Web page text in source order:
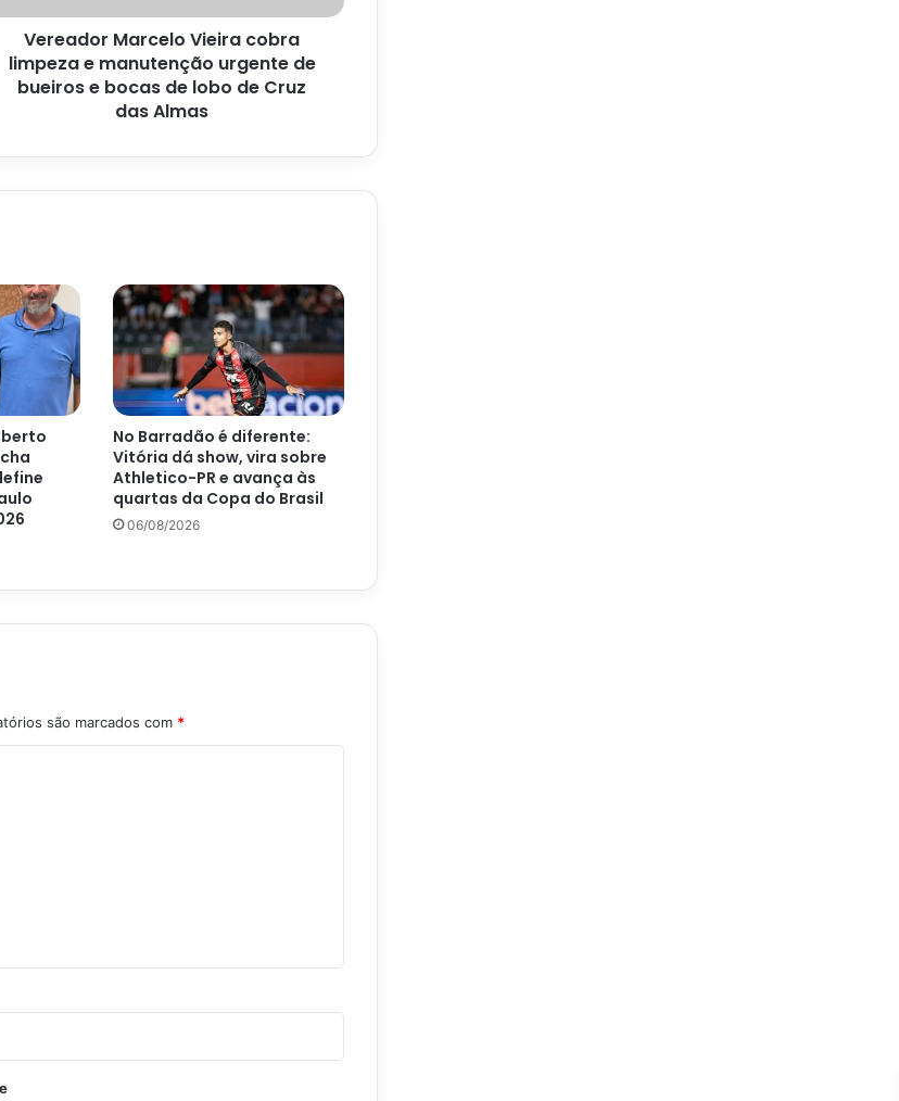
Vereador Marcelo Vieira cobra
limpeza e manutenção urgente de
bueiros e bocas de lobo de Cruz
das Almas
No Barradão é diferente:
Vitória dá show, vira sobre
Athletico-PR e avança às
quartas da Copa do Brasil
06/08/2026
são marcados com *